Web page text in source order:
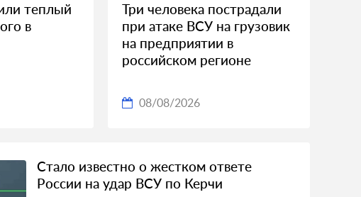
теплый
в
Три человека пострадали
при атаке ВСУ на грузовик
на предприятии в
российском регионе
08/08/2026
Стало известно о жестком ответе
России на удар ВСУ по Керчи